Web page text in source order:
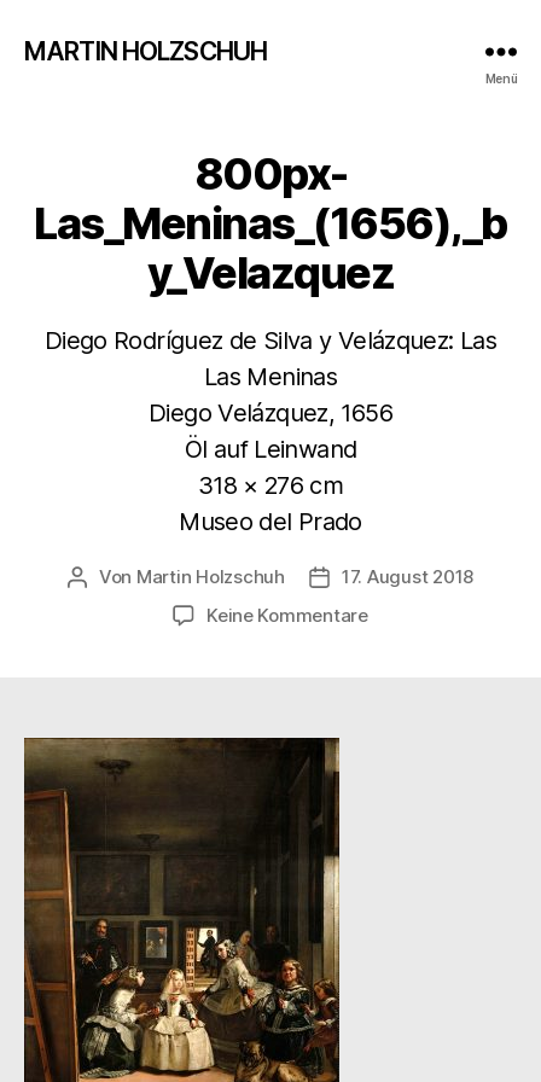
MARTIN HOLZSCHUH
Menü
800px-
Las_Meninas_(1656),_b
y_Velazquez
Diego Rodríguez de Silva y Velázquez: Las
Las Meninas
Diego Velázquez, 1656
Öl auf Leinwand
318 × 276 cm
Museo del Prado
Beitragsautor
Von Martin Holzschuh Veröffentlichungsdatum
17. August 2018
Keine Kommentarezu